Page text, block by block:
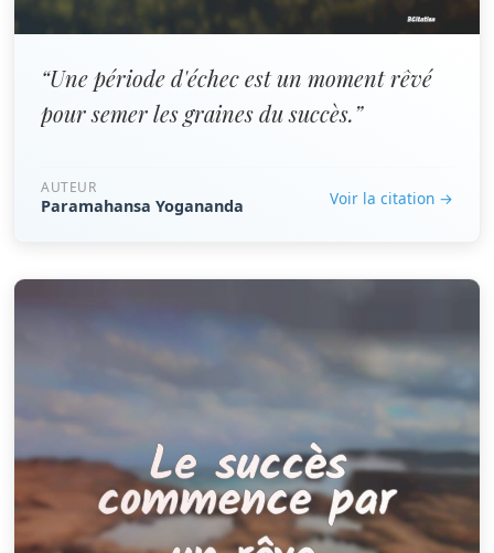
“Une période d'échec est un moment rêvé
pour semer les graines du succès.”
AUTEUR
Paramahansa Yogananda Voir la citation →